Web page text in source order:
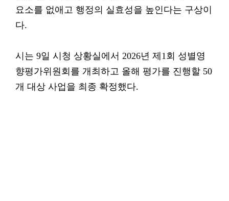
요소를 없애고 행정의 실효성을 높인다는 구상이
다.
시는 9일 시청 상황실에서 2026년 제1회 성별영
향평가위원회를 개최하고 올해 평가를 진행할 50
개 대상 사업을 최종 확정했다.